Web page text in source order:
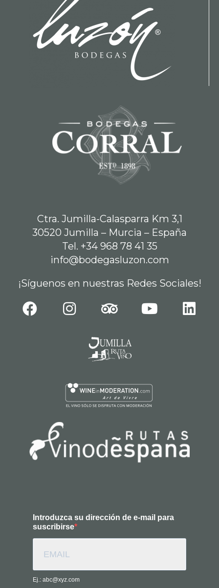
Ctra. Jumilla-Calasparra Km 3,1
30520 Jumilla – Murcia – España
Tel. +34 968 78 41 35
info@bodegasluzon.com
¡Síguenos en nuestras Redes Sociales!
Introduzca su dirección de e-mail para
suscribirse
Ej.: abc@xyz.com